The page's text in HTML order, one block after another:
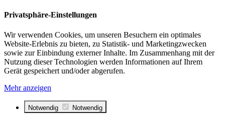
Privatsphäre-Einstellungen
Wir verwenden Cookies, um unseren Besuchern ein optimales
Website-Erlebnis zu bieten, zu Statistik- und Marketingzwecken
sowie zur Einbindung externer Inhalte. Im Zusammenhang mit der
Nutzung dieser Technologien werden Informationen auf Ihrem
Gerät gespeichert und/oder abgerufen.
Mehr anzeigen
Notwendig Notwendig